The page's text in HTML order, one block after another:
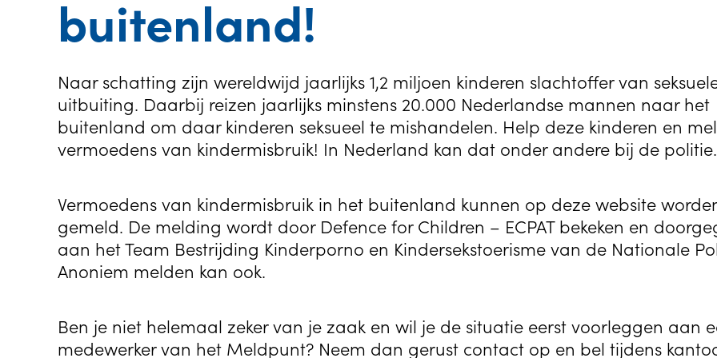
buitenland!
Naar schatting zijn wereldwijd jaarlijks 1,2 miljoen kinderen slachtoffer van
uitbuiting. Daarbij reizen jaarlijks minstens 20.000 Nederlandse mannen naar het
buitenland om daar kinderen seksueel te mishandelen. Help deze kinderen en
vermoedens van kindermisbruik! In Nederland kan dat onder andere bij de politie.
Vermoedens van kindermisbruik in het buitenland kunnen op deze website
gemeld. De melding wordt door Defence for Children – ECPAT bekeken en
aan het Team Bestrijding Kinderporno en Kindersekstoerisme van de Nationale
Anoniem melden kan ook.
Ben je niet helemaal zeker van je zaak en wil je de situatie eerst voorleggen aan
medewerker van het Meldpunt? Neem dan gerust contact op en bel tijdens